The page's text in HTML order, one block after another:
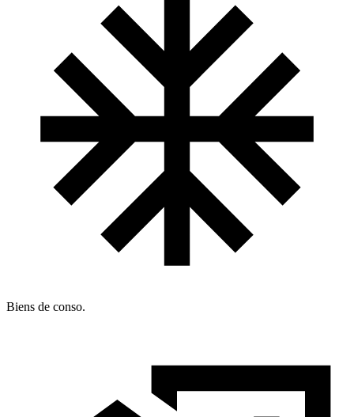
Biens de conso.